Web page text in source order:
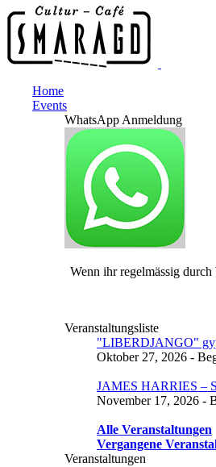
Home
Events
WhatsApp Anmeldung
Wenn ihr regelmässig
Veranstaltungsliste
"LIBERDJANGO"
Oktober 27, 2026 -
JAMES HARRIES –
November 17, 2026 -
Alle Veranstaltungen
Vergangene
Veranstaltungen